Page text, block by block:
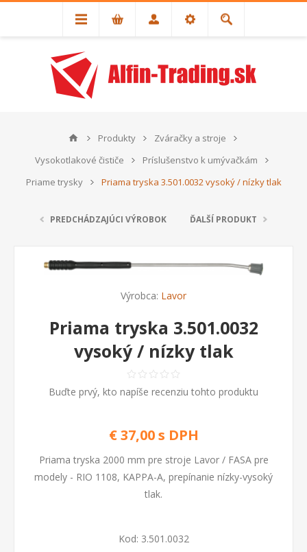
Produkty
Zváračky a stroje
Vysokotlakové čističe
Príslušenstvo k umývačkám
Priame trysky
Priama tryska 3.501.0032 vysoký / nízky tlak
PREDCHÁDZAJÚCI VÝROBOK ĎALŠÍ PRODUKT
Výrobca: Lavor
Priama tryska 3.501.0032
vysoký / nízky tlak
Buďte prvý, kto napíše recenziu tohto produktu
€ 37,00 s DPH
Priama tryska 2000 mm pre stroje Lavor / FASA pre
modely - RIO 1108, KAPPA-A, prepínanie nízky-vysoký
tlak.
Kod: 3.501.0032